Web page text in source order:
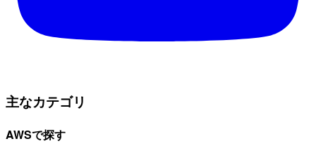
主なカテゴリ
AWSで探す